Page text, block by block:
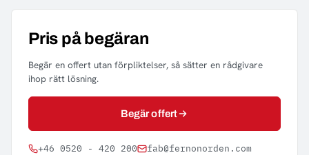
Pris på begäran
Begär en offert utan förpliktelser, så sätter en rådgivare
ihop rätt lösning.
Begär offert
+46 0520 - 420 200 fab@fernonorden.com